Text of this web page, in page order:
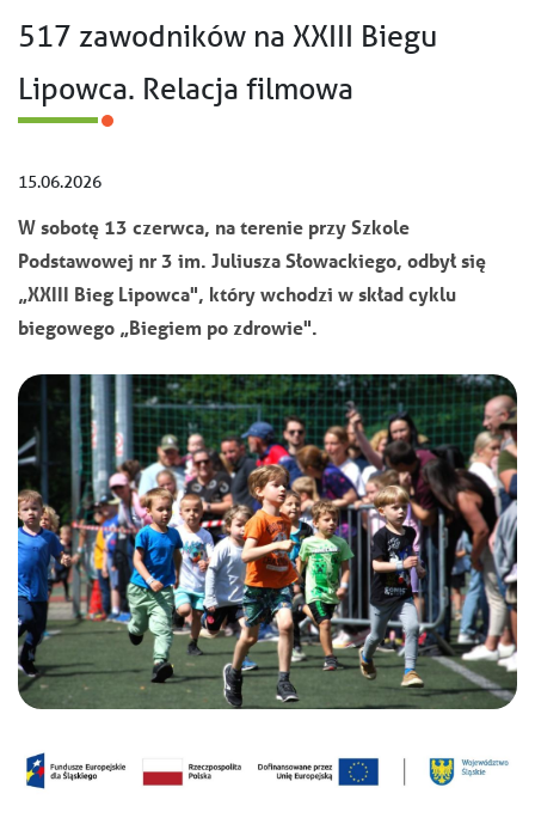
517 zawodników na XXIII Biegu
Lipowca. Relacja filmowa
15.06.2026
W sobotę 13 czerwca, na terenie przy Szkole
Podstawowej nr 3 im. Juliusza Słowackiego, odbył się
„XXIII Bieg Lipowca", który wchodzi w skład cyklu
biegowego „Biegiem po zdrowie".